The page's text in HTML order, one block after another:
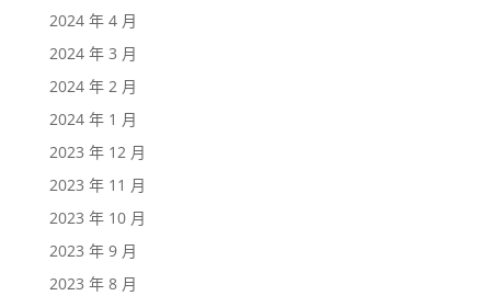
2024 年 4 月
2024 年 3 月
2024 年 2 月
2024 年 1 月
2023 年 12 月
2023 年 11 月
2023 年 10 月
2023 年 9 月
2023 年 8 月